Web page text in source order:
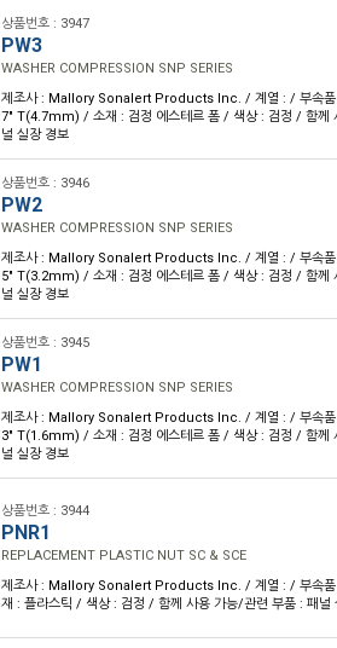
상품번호 : 3947
PW3
WASHER COMPRESSION SNP SERIES
제조사 : Mallory Sonalert Products Inc. / 계열 : / 부속품
7" T(4.7mm) / 소재 : 검정 에스테르 폼 / 색상 : 검정 / 함께
널 실장 경보
상품번호 : 3946
PW2
WASHER COMPRESSION SNP SERIES
제조사 : Mallory Sonalert Products Inc. / 계열 : / 부속품
5" T(3.2mm) / 소재 : 검정 에스테르 폼 / 색상 : 검정 / 함께
널 실장 경보
상품번호 : 3945
PW1
WASHER COMPRESSION SNP SERIES
제조사 : Mallory Sonalert Products Inc. / 계열 : / 부속품
3" T(1.6mm) / 소재 : 검정 에스테르 폼 / 색상 : 검정 / 함께
널 실장 경보
상품번호 : 3944
PNR1
REPLACEMENT PLASTIC NUT SC & SCE
제조사 : Mallory Sonalert Products Inc. / 계열 : / 부속품
재 : 플라스틱 / 색상 : 검정 / 함께 사용 가능/관련 부품 : 패널